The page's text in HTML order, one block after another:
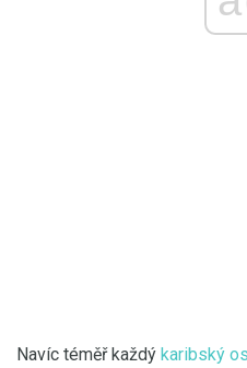
Navíc téměř každý karibský